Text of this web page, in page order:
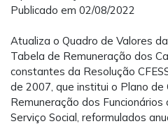
Publicado em 02/08/2022
Atualiza o Quadro de Valores
Tabela de Remuneração dos
constantes da Resolução
de 2007, que institui o Plano de
Remuneração dos Funcionários
Serviço Social, reformulados